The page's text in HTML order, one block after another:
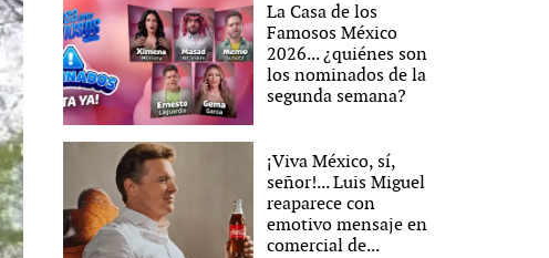
La Casa de los
Famosos México
2026... ¿quiénes son
los nominados de la
segunda semana?
¡Viva México, sí,
señor!... Luis Miguel
reaparece con
emotivo mensaje en
comercial de...